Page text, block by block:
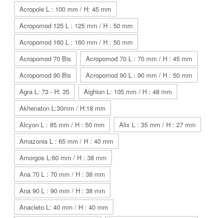
Acropole L : 100 mm / H: 45 mm
Acropomod 125 L : 125 mm / H : 50 mm
Acropomod 160 L : 160 mm / H : 50 mm
Acropomod 70 Bis
Acropomod 70 L : 70 mm / H : 45 mm
Acropomod 90 Bis
Acropomod 90 L : 90 mm / H : 50 mm
Agra L: 73 - H: 35
Aighion L: 105 mm / H : 48 mm
Akhenaton L:30mm / H:18 mm
Alcyon L : 85 mm / H : 50 mm
Alix L : 35 mm / H : 27 mm
Amazonia L : 65 mm / H : 40 mm
Amorgos L:60 mm / H : 38 mm
Ana 70 L : 70 mm / H : 38 mm
Ana 90 L : 90 mm / H : 38 mm
Anacleto L: 40 mm / H : 40 mm